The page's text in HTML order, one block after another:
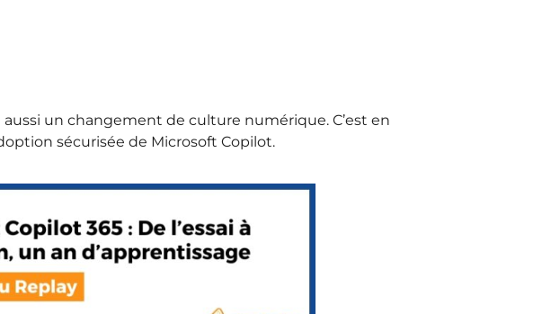
un changement de culture numérique. C’est en
sécurisée de Microsoft Copilot.